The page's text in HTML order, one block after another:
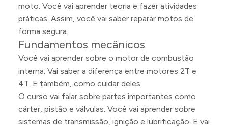
moto. Você vai aprender teoria e fazer atividades
práticas. Assim, você vai saber reparar motos de
forma segura.
Fundamentos mecânicos
Você vai aprender sobre o motor de combustão
interna. Vai saber a diferença entre motores 2T e
4T. E também, como cuidar deles.
O curso vai falar sobre partes importantes como
cárter, pistão e válvulas. Você vai aprender sobre
sistemas de transmissão, ignição e lubrificação. E vai